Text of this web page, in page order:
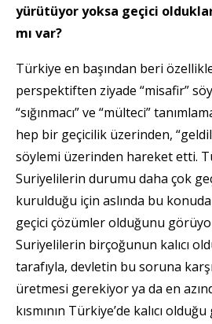
yürütüyor yoksa geçici
mı var?
Türkiye en başından beri
perspektiften ziyade “misafir”
“sığınmacı” ve “mülteci”
hep bir geçicilik üzerinden,
söylemi üzerinden hareket etti.
Suriyelilerin durumu daha çok
kurulduğu için aslında bu
geçici çözümler olduğunu
Suriyelilerin birçoğunun kalıcı
tarafıyla, devletin bu soruna
üretmesi gerekiyor ya da en
kısmının Türkiye’de kalıcı